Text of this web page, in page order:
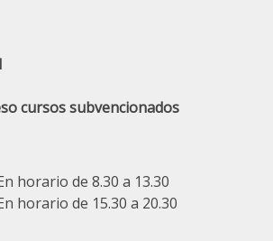
cursos subvencionados
horario de 8.30 a 13.30
horario de 15.30 a 20.30